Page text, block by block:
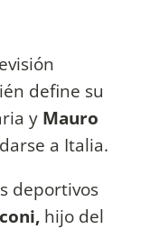
define su
y Mauro
a Italia.
deportivos
hijo del